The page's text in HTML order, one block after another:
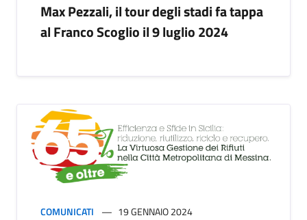
Max Pezzali, il tour degli stadi fa tappa
al Franco Scoglio il 9 luglio 2024
COMUNICATI 19 GENNAIO 2024